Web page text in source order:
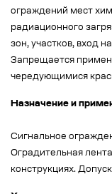
ограждений мест
радиационного
зон, участков, вход
Запрещается
чередующимися
Назначение и
Сигнальное
Оградительная
конструкциях.